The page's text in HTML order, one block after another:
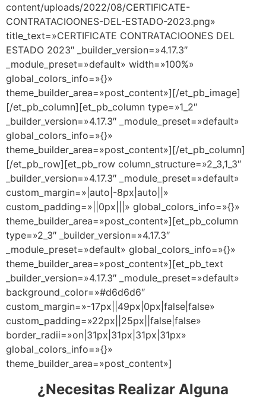
content/uploads/2022/08/CERTIFICATE-
CONTRATACIOONES-DEL-ESTADO-2023.png»
title_text=»CERTIFICATE CONTRATACIOONES DEL
ESTADO 2023″ _builder_version=»4.17.3″
_module_preset=»default» width=»100%»
global_colors_info=»{}»
theme_builder_area=»post_content»][/et_pb_image]
[/et_pb_column][et_pb_column type=»1_2″
_builder_version=»4.17.3″ _module_preset=»default»
global_colors_info=»{}»
theme_builder_area=»post_content»][/et_pb_column]
[/et_pb_row][et_pb_row column_structure=»2_3,1_3″
_builder_version=»4.17.3″ _module_preset=»default»
custom_margin=»|auto|-8px|auto||»
custom_padding=»||0px|||» global_colors_info=»{}»
theme_builder_area=»post_content»][et_pb_column
type=»2_3″ _builder_version=»4.17.3″
_module_preset=»default» global_colors_info=»{}»
theme_builder_area=»post_content»][et_pb_text
_builder_version=»4.17.3″ _module_preset=»default»
background_color=»#d6d6d6″
custom_margin=»-17px||49px|0px|false|false»
custom_padding=»22px||25px||false|false»
border_radii=»on|31px|31px|31px|31px»
global_colors_info=»{}»
theme_builder_area=»post_content»]
¿Necesitas Realizar Alguna